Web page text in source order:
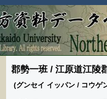
郡勢一班 / 江原道江陵
(グンセイ イッパン / コウゲ